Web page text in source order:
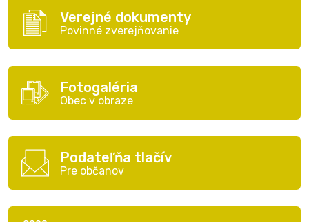
Verejné dokumenty
Povinné zverejňovanie
Fotogaléria
Obec v obraze
Podateľňa tlačív
Pre občanov